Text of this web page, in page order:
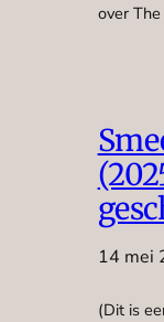
over
14 mei
(Dit is